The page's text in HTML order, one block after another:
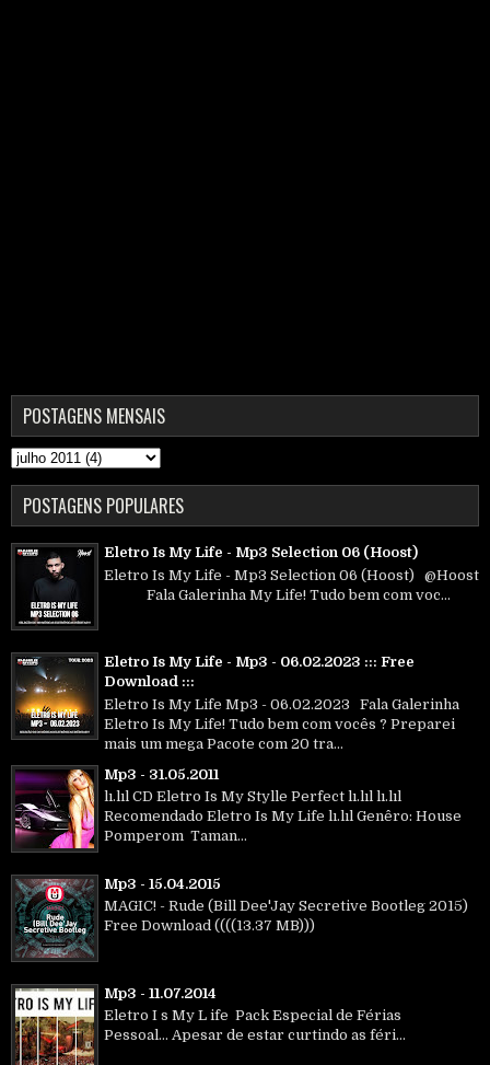
POSTAGENS MENSAIS
POSTAGENS POPULARES
Eletro Is My Life - Mp3 Selection 06 (Hoost)
Eletro Is My Life - Mp3 Selection 06 (Hoost) @Hoost
Fala Galerinha My Life! Tudo bem com voc...
Eletro Is My Life - Mp3 - 06.02.2023 ::: Free
Download :::
Eletro Is My Life Mp3 - 06.02.2023 Fala Galerinha
Eletro Is My Life! Tudo bem com vocês ? Preparei
mais um mega Pacote com 20 tra...
Mp3 - 31.05.2011
lı.lıl CD Eletro Is My Stylle Perfect lı.lıl lı.lıl
Recomendado Eletro Is My Life lı.lıl Genêro: House
Pomperom Taman...
Mp3 - 15.04.2015
MAGIC! - Rude (Bill Dee'Jay Secretive Bootleg 2015)
Free Download ((((13.37 MB)))
Mp3 - 11.07.2014
Eletro I s My L ife Pack Especial de Férias
Pessoal... Apesar de estar curtindo as féri...